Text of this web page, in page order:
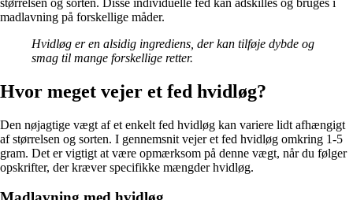
madlavning på forskellige måder.
Hvidløg er en alsidig ingrediens, der kan tilføje dybde og
smag til mange forskellige retter.
Hvor meget vejer et fed hvidløg?
Den nøjagtige vægt af et enkelt fed hvidløg kan variere lidt afhængigt
af størrelsen og sorten. I gennemsnit vejer et fed hvidløg omkring 1-5
gram. Det er vigtigt at være opmærksom på denne vægt, når du følger
opskrifter, der kræver specifikke mængder hvidløg.